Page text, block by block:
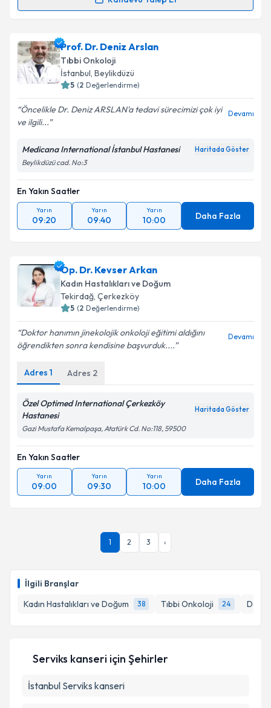
İlgili Branşlar
Kadın Hastalıkları ve Doğum
38 Tıbbi Onkoloji 24
takvim hazırlandığında e-posta ile bilgilendireceğiz.
E-posta Adresiniz
'ni okudum ve kişisel verilerimin belirtilen
kapsamda işlenmesini kabul ediyorum.
Prof. Dr. Deniz Arslan
Tıbbi Onkoloji
İstanbul, Beylikdüzü
5 (2 Değerlendirme)
Öncelikle Dr. Deniz ARSLAN'a tedavi sürecimizi çok iyi
ve ilgili...
Devamı
Medicana International İstanbul Hastanesi Haritada Göster
Beylikdüzü cad. No:3
En Yakın Saatler
Yarın
09:20
Yarın
09:40
Yarın
10:00 Daha Fazla
Op. Dr. Kevser Arkan
Kadın Hastalıkları ve Doğum
Tekirdağ, Çerkezköy
5 (2 Değerlendirme)
Doktor hanımın jinekolojik onkoloji eğitimi aldığını
öğrendikten sonra kendisine başvurduk....
Devamı
Adres 1 Adres 2
Özel Optimed International Çerkezköy
Hastanesi
Haritada Göster
Gazi Mustafa Kemalpaşa, Atatürk Cd. No:118, 59500
En Yakın Saatler
Yarın
09:00
Yarın
09:30
Yarın
10:00 Daha Fazla
1 2 3 ›
Serviks kanseri için Şehirler
İstanbul Serviks kanseri